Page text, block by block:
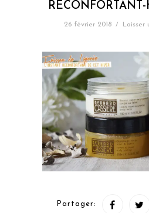
26 février 2018 / Laisser
Partager: